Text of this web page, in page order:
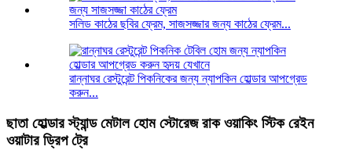
সলিড কাঠের ছবির ফ্রেম, সাজসজ্জার জন্য কাঠের ফ্রেম...
রান্নাঘর রেস্টুরেন্ট পিকনিকের জন্য ন্যাপকিন হোল্ডার আপগ্রেড
করুন...
ছাতা হোল্ডার স্ট্যান্ড মেটাল হোম স্টোরেজ রাক ওয়াকিং স্টিক রেইন
ওয়াটার ড্রিপ ট্রে